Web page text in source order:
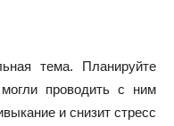
тема. Планируйте
проводить с ним
и снизит стресс